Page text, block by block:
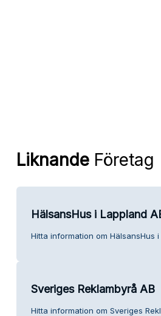
LiknandeFöretag
HälsansHus i Lappland
Hitta information om HälsansHus
Sveriges Reklambyrå AB
Hitta information om Sveriges